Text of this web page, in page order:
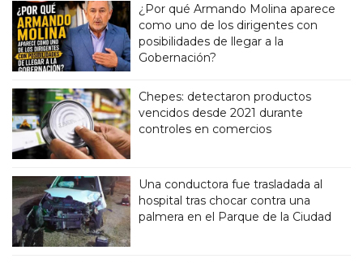
¿Por qué Armando Molina aparece
como uno de los dirigentes con
posibilidades de llegar a la
Gobernación?
Chepes: detectaron productos
vencidos desde 2021 durante
controles en comercios
Una conductora fue trasladada al
hospital tras chocar contra una
palmera en el Parque de la Ciudad